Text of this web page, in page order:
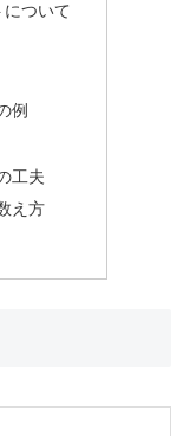
ついて
例
工夫
え方